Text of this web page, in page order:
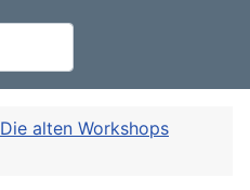
Die alten Workshops